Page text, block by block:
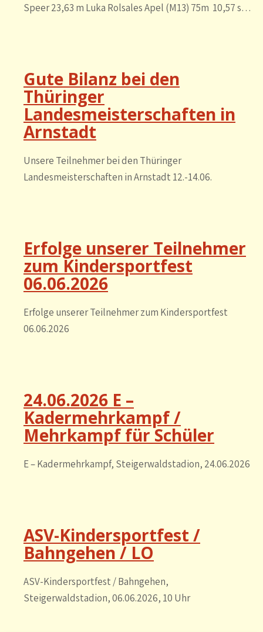
Speer 23,63 m Luka Rolsales Apel (M13) 75m 10,57 s…
Gute Bilanz bei den
Thüringer
Landesmeisterschaften in
Arnstadt
Unsere Teilnehmer bei den Thüringer
Landesmeisterschaften in Arnstadt 12.-14.06.
Erfolge unserer Teilnehmer
zum Kindersportfest
06.06.2026
Erfolge unserer Teilnehmer zum Kindersportfest
06.06.2026
24.06.2026 E –
Kadermehrkampf /
Mehrkampf für Schüler
E – Kadermehrkampf, Steigerwaldstadion, 24.06.2026
ASV-Kindersportfest /
Bahngehen / LO
ASV-Kindersportfest / Bahngehen,
Steigerwaldstadion, 06.06.2026, 10 Uhr